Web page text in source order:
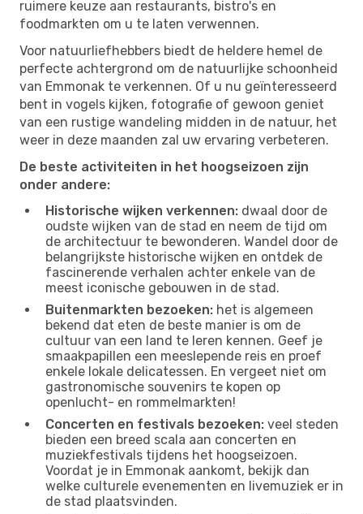
ruimere keuze aan restaurants, bistro's en
foodmarkten om u te laten verwennen.
Voor natuurliefhebbers biedt de heldere hemel de
perfecte achtergrond om de natuurlijke schoonheid
van Emmonak te verkennen. Of u nu geïnteresseerd
bent in vogels kijken, fotografie of gewoon geniet
van een rustige wandeling midden in de natuur, het
weer in deze maanden zal uw ervaring verbeteren.
De beste activiteiten in het hoogseizoen zijn
onder andere:
Historische wijken verkennen: dwaal door de
oudste wijken van de stad en neem de tijd om
de architectuur te bewonderen. Wandel door de
belangrijkste historische wijken en ontdek de
fascinerende verhalen achter enkele van de
meest iconische gebouwen in de stad.
Buitenmarkten bezoeken: het is algemeen
bekend dat eten de beste manier is om de
cultuur van een land te leren kennen. Geef je
smaakpapillen een meeslepende reis en proef
enkele lokale delicatessen. En vergeet niet om
gastronomische souvenirs te kopen op
openlucht- en rommelmarkten!
Concerten en festivals bezoeken: veel steden
bieden een breed scala aan concerten en
muziekfestivals tijdens het hoogseizoen.
Voordat je in Emmonak aankomt, bekijk dan
welke culturele evenementen en livemuziek er in
de stad plaatsvinden.